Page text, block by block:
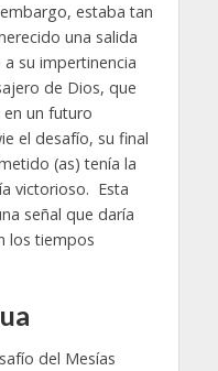
estaba tan
una salida
su impertinencia
de Dios, que
un futuro
el desafío, su final
(as) tenía la
victorioso. Esta
señal que daría
los tiempos
del Mesías